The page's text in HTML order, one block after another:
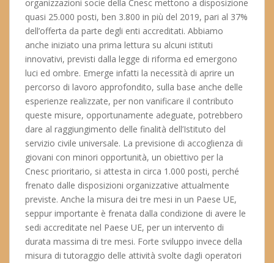
organizzazioni socie della Cnesc mettono a disposizione
quasi 25.000 posti, ben 3.800 in più del 2019, pari al 37%
dell’offerta da parte degli enti accreditati. Abbiamo
anche iniziato una prima lettura su alcuni istituti
innovativi, previsti dalla legge di riforma ed emergono
luci ed ombre. Emerge infatti la necessità di aprire un
percorso di lavoro approfondito, sulla base anche delle
esperienze realizzate, per non vanificare il contributo
queste misure, opportunamente adeguate, potrebbero
dare al raggiungimento delle finalità dell’Istituto del
servizio civile universale. La previsione di accoglienza di
giovani con minori opportunità, un obiettivo per la
Cnesc prioritario, si attesta in circa 1.000 posti, perché
frenato dalle disposizioni organizzative attualmente
previste. Anche la misura dei tre mesi in un Paese UE,
seppur importante è frenata dalla condizione di avere le
sedi accreditate nel Paese UE, per un intervento di
durata massima di tre mesi. Forte sviluppo invece della
misura di tutoraggio delle attività svolte dagli operatori